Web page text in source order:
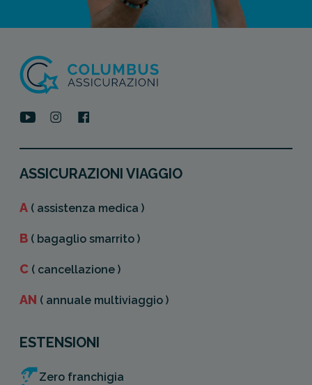
ASSICURAZIONI VIAGGIO
A ( assistenza medica )
B ( bagaglio smarrito )
C ( cancellazione )
AN ( annuale multiviaggio )
ESTENSIONI
Zero franchigia